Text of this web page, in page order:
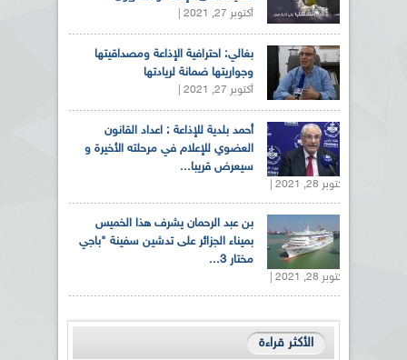
أكتوبر 27, 2021 |
بغالي: احترافية الإذاعة ومصداقيتها
وجواريتها ضمانة لريادتها
أكتوبر 27, 2021 |
أحمد بلدية للإذاعة : اعداد القانون
العضوي للإعلام في مرحلته الأخيرة و
سيعرض قريبا...
أكتوبر 28, 2021 |
بن عبد الرحمان يشرف هذا الخميس
بميناء الجزائر على تدشين سفينة "باجي
مختار 3...
أكتوبر 28, 2021 |
الأكثر قراءة